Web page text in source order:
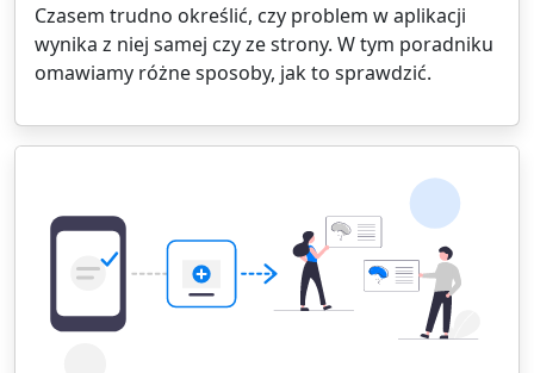
Czasem trudno określić, czy problem w aplikacji
wynika z niej samej czy ze strony. W tym poradniku
omawiamy różne sposoby, jak to sprawdzić.